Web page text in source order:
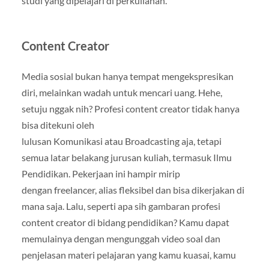
Content Creator
Media sosial bukan hanya tempat mengekspresikan
diri, melainkan wadah untuk mencari uang. Hehe,
setuju nggak nih? Profesi content creator tidak hanya
bisa ditekuni oleh
lulusan Komunikasi atau Broadcasting aja, tetapi
semua latar belakang jurusan kuliah, termasuk Ilmu
Pendidikan. Pekerjaan ini hampir mirip
dengan freelancer, alias fleksibel dan bisa dikerjakan di
mana saja. Lalu, seperti apa sih gambaran profesi
content creator di bidang pendidikan? Kamu dapat
memulainya dengan mengunggah video soal dan
penjelasan materi pelajaran yang kamu kuasai, kamu